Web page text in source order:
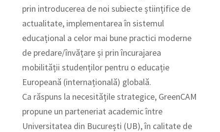
prin introducerea de noi subiecte științifice de
actualitate, implementarea în sistemul
educațional a celor mai bune practici moderne
de predare/învățare și prin încurajarea
mobilității studenților pentru o educație
Europeană (internațională) globală.
Ca răspuns la necesitățile strategice, GreenCAM
propune un parteneriat academic între
Universitatea din București (UB), în calitate de